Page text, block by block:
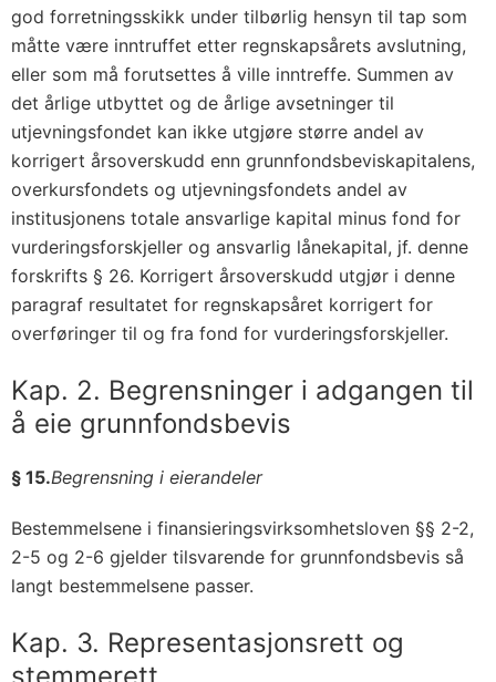
god forretningsskikk under tilbørlig hensyn til tap som
måtte være inntruffet etter regnskapsårets avslutning,
eller som må forutsettes å ville inntreffe. Summen av
det årlige utbyttet og de årlige avsetninger til
utjevningsfondet kan ikke utgjøre større andel av
korrigert årsoverskudd enn grunnfondsbeviskapitalens,
overkursfondets og utjevningsfondets andel av
institusjonens totale ansvarlige kapital minus fond for
vurderingsforskjeller og ansvarlig lånekapital, jf. denne
forskrifts § 26. Korrigert årsoverskudd utgjør i denne
paragraf resultatet for regnskapsåret korrigert for
overføringer til og fra fond for vurderingsforskjeller.
Kap. 2. Begrensninger i adgangen til
å eie grunnfondsbevis
§ 15.Begrensning i eierandeler
Bestemmelsene i finansieringsvirksomhetsloven §§ 2-2,
2-5 og 2-6 gjelder tilsvarende for grunnfondsbevis så
langt bestemmelsene passer.
Kap. 3. Representasjonsrett og